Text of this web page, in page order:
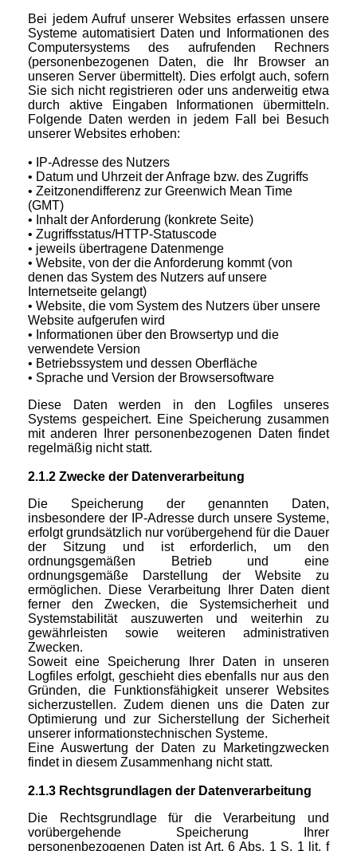
Bei jedem Aufruf unserer Websites erfassen unsere
Systeme automatisiert Daten und Informationen des
Computersystems des aufrufenden Rechners
(personenbezogenen Daten, die Ihr Browser an
unseren Server übermittelt). Dies erfolgt auch, sofern
Sie sich nicht registrieren oder uns anderweitig etwa
durch aktive Eingaben Informationen übermitteln.
Folgende Daten werden in jedem Fall bei Besuch
unserer Websites erhoben:
• IP-Adresse des Nutzers
• Datum und Uhrzeit der Anfrage bzw. des Zugriffs
• Zeitzonendifferenz zur Greenwich Mean Time
(GMT)
• Inhalt der Anforderung (konkrete Seite)
• Zugriffsstatus/HTTP-Statuscode
• jeweils übertragene Datenmenge
• Website, von der die Anforderung kommt (von
denen das System des Nutzers auf unsere
Internetseite gelangt)
• Website, die vom System des Nutzers über unsere
Website aufgerufen wird
• Informationen über den Browsertyp und die
verwendete Version
• Betriebssystem und dessen Oberfläche
• Sprache und Version der Browsersoftware
Diese Daten werden in den Logfiles unseres
Systems gespeichert. Eine Speicherung zusammen
mit anderen Ihrer personenbezogenen Daten findet
regelmäßig nicht statt.
2.1.2 Zwecke der Datenverarbeitung
Die Speicherung der genannten Daten,
insbesondere der IP-Adresse durch unsere Systeme,
erfolgt grundsätzlich nur vorübergehend für die Dauer
der Sitzung und ist erforderlich, um den
ordnungsgemäßen Betrieb und eine
ordnungsgemäße Darstellung der Website zu
ermöglichen. Diese Verarbeitung Ihrer Daten dient
ferner den Zwecken, die Systemsicherheit und
Systemstabilität auszuwerten und weiterhin zu
gewährleisten sowie weiteren administrativen
Zwecken.
Soweit eine Speicherung Ihrer Daten in unseren
Logfiles erfolgt, geschieht dies ebenfalls nur aus den
Gründen, die Funktionsfähigkeit unserer Websites
sicherzustellen. Zudem dienen uns die Daten zur
Optimierung und zur Sicherstellung der Sicherheit
unserer informationstechnischen Systeme.
Eine Auswertung der Daten zu Marketingzwecken
findet in diesem Zusammenhang nicht statt.
2.1.3 Rechtsgrundlagen der Datenverarbeitung
Die Rechtsgrundlage für die Verarbeitung und
vorübergehende Speicherung Ihrer
personenbezogenen Daten ist Art. 6 Abs. 1 S. 1 lit. f